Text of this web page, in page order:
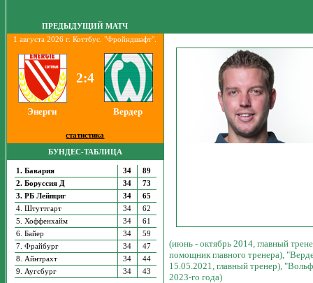
ПРЕДЫДУЩИЙ МАТЧ
1 августа 2026 г. Коттбус. "Фройндшафт".
2:4
Энерги Вердер
статистика
БУНДЕС-ТАБЛИЦА
1. Бавария 34
89
2. Боруссия Д
34
73
3. РБ Лейпциг
34
65
4. Штуттгарт
34
62
5. Хоффенхайм
34
61
6. Байер
34
59
7. Фрайбург
34
47
8. Айнтрахт
34
44
9. Аугсбург
34 43
(июнь - октябрь 2014, главный
помощник главного тренера),
15.05.2021, главный тренер),
2023-го года)